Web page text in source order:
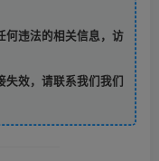
何违法的相关信息，访
失效，请联系我们我们